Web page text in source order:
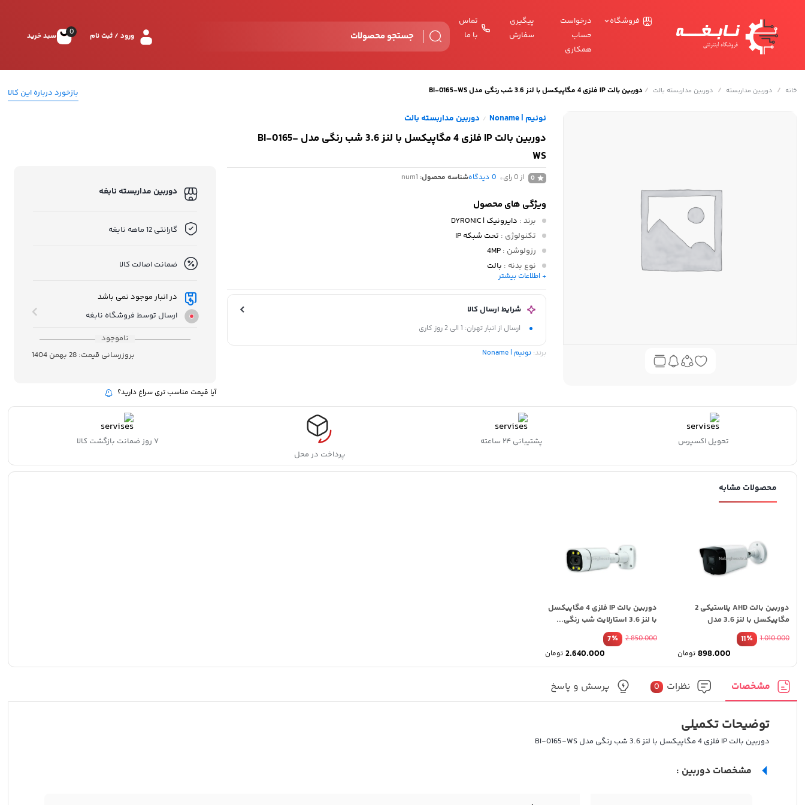
فروشگاه
درخواست
حساب
همکاری
پیگیری
سفارش
تماس
با ما
ورود / ثبت نام 0 سبد خرید
بازخورد درباره این کالا خانه / دوربین مداربسته / دوربین مداربسته بالت / دوربین بالت IP فلزی 4 مگاپیکسل با لنز 3.6 شب رنگی مدل BI-0165-WS
نونیم | Noname / دوربین مداربسته بالت
دوربین بالت IP فلزی 4 مگاپیکسل با لنز 3.6 شب رنگی مدل BI-0165-
WS
0 از 0 رای 0 دیدگاهشناسه محصول: num1
ویژگی های محصول
برند : دایرونیک | DYRONIC
تکنولوژی : تحت شبکه IP
رزولوشن :
4MP
نوع بدنه : بالت
جنس بدنه:+ اطلاعات بیشتر
شرایط ارسال کالا
ارسال از انبار تهران: 1 الی 2 روز کاری
برند: نونیم | Noname
دوربین مداربسته نابغه
گارانتی 12 ماهه نابغه
ضمانت اصالت کالا
در انبار موجود نمی باشد
ارسال توسط فروشگاه نابغه
ناموجود
بروزرسانی قیمت: 28 بهمن 1404
آیا قیمت مناسب تری سراغ دارید؟
تحویل اکسپرس
پشتیبانی ۲۴ ساعته
پرداخت در محل
۷ روز ضمانت بازگشت کالا
محصولات مشابه
دوربین بالت AHD پلاستیکی 2
مگاپیکسل با لنز 3.6 مدل
٪11 1.010.000
تومان1.010.000
بود.
تومان 898.000
قیمت
فعلی:
تومان898.000.
دوربین بالت IP فلزی 4 مگاپیکسل
با لنز 3.6 استارلایت شب رنگی...
٪7 2.850.000
تومان2.850.000
تومان 2.640.000
قیمت
فعلی:
مشخصات نظرات 0 پرسش و پاسخ
توضیحات تکمیلی
دوربین بالت IP فلزی 4 مگاپیکسل با لنز 3.6 شب رنگی مدل BI-0165-WS
مشخصات دوربین :